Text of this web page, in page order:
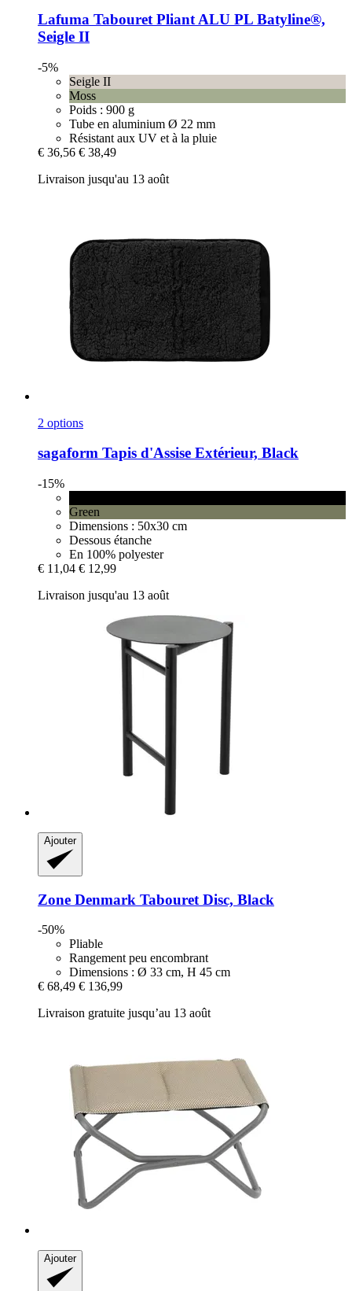
Lafuma Tabouret Pliant ALU PL Batyline®,
Seigle II
-5%
Seigle II
Moss
Poids : 900 g
Tube en aluminium Ø 22 mm
Résistant aux UV et à la pluie
€ 36,56 € 38,49
Livraison jusqu'au 13 août
2 options
sagaform Tapis d'Assise Extérieur, Black
-15%
Green
Dimensions : 50x30 cm
Dessous étanche
En 100% polyester
€ 11,04 € 12,99
Livraison jusqu'au 13 août
Ajouter
Zone Denmark Tabouret Disc, Black
-50%
Pliable
Rangement peu encombrant
Dimensions : Ø 33 cm, H 45 cm
€ 68,49 € 136,99
Livraison gratuite jusqu’au 13 août
Ajouter